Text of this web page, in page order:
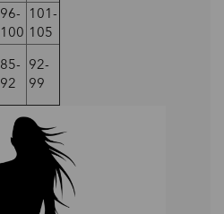
96-
100
101-
105
85-
92
92-
99